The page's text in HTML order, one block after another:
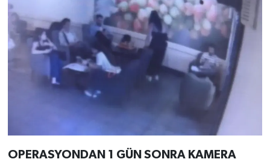
OPERASYONDAN 1 GÜN SONRA KAMERA